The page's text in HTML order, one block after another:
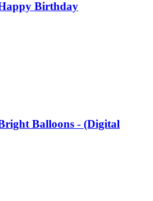
Birthday
Balloons - (Digital